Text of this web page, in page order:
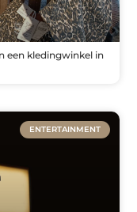
een kledingwinkel in
ENTERTAINMENT